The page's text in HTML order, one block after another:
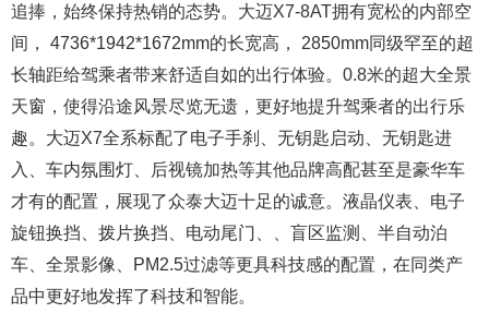
追捧，始终保持热销的态势。大迈X7-8AT拥有宽松的内部空
间， 4736*1942*1672mm的长宽高， 2850mm同级罕至的超
长轴距给驾乘者带来舒适自如的出行体验。0.8米的超大全景
天窗，使得沿途风景尽览无遗，更好地提升驾乘者的出行乐
趣。大迈X7全系标配了电子手刹、无钥匙启动、无钥匙进
入、车内氛围灯、后视镜加热等其他品牌高配甚至是豪华车
才有的配置，展现了众泰大迈十足的诚意。液晶仪表、电子
旋钮换挡、拨片换挡、电动尾门、、盲区监测、半自动泊
车、全景影像、PM2.5过滤等更具科技感的配置，在同类产
品中更好地发挥了科技和智能。